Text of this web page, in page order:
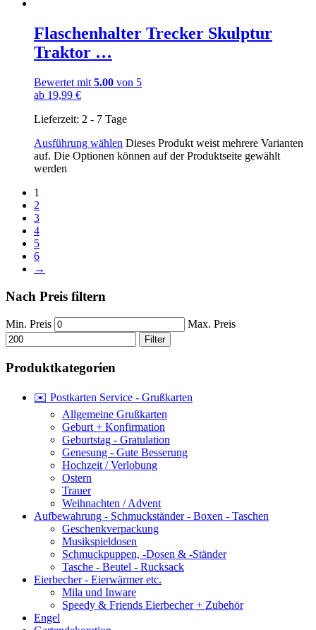
Flaschenhalter Trecker Skulptur
Traktor …
Bewertet mit 5.00 von 5
ab 19,99 €
Lieferzeit: 2 - 7 Tage
Ausführung wählen Dieses Produkt weist mehrere Varianten
auf. Die Optionen können auf der Produktseite gewählt
werden
1
2
3
4
5
6
→
Nach Preis filtern
Min. Preis Max. Preis
Filter
Produktkategorien
✉️ Postkarten Service - Grußkarten
Allgemeine Grußkarten
Geburt + Konfirmation
Geburtstag - Gratulation
Genesung - Gute Besserung
Hochzeit / Verlobung
Ostern
Trauer
Weihnachten / Advent
Aufbewahrung - Schmuckständer - Boxen - Taschen
Geschenkverpackung
Musikspieldosen
Schmuckpuppen, -Dosen & -Ständer
Tasche - Beutel - Rucksack
Eierbecher - Eierwärmer etc.
Mila und Inware
Speedy & Friends Eierbecher + Zubehör
Engel